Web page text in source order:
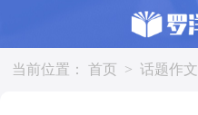
当前位置： 首页 > 话题作文